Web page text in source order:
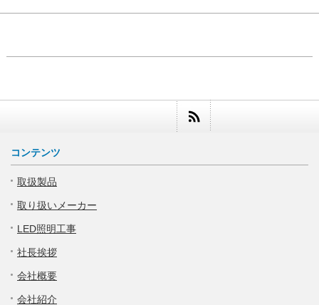
コンテンツ
取扱製品
取り扱いメーカー
LED照明工事
社長挨拶
会社概要
会社紹介